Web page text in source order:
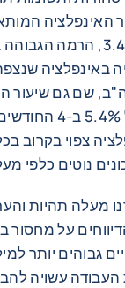
האינפלציה
באינפלציה
שם גם שיעור
בשיא של 13 שנים
צפוי בקרוב
נוטים כלפי
מעלה תהיות
על מחסור
גבוהים יותר
העבודה עשויה